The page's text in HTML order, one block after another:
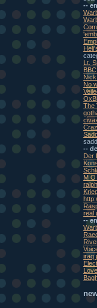
--
Lt.
No
The
--
Der
M O
real
--
iraq